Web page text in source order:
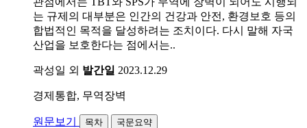
는 규제의 대부분은 인간의 건강과 안전, 환경보호 등의
합법적인 목적을 달성하려는 조치이다. 다시 말해 자국
산업을 보호한다는 점에서는..
곽성일 외 발간일 2023.12.29
경제통합, 무역장벽
원문보기 목차 국문요약